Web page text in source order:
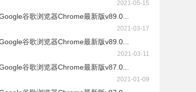
2021-05-15
谷歌浏览器Chrome最新版v89.0...
2021-03-17
谷歌浏览器Chrome最新版v89.0...
2021-03-11
谷歌浏览器Chrome最新版v87.0...
2021-01-09